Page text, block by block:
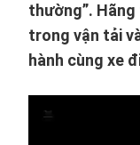
thường”.
trong vận tải
hành cùng xe